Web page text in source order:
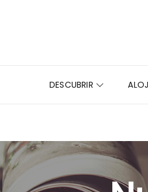
DESCUBRIR